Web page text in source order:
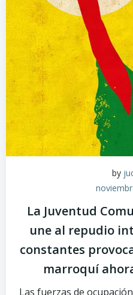
by
La Juventud
une al repudio
constantes
marroquí
Las fuerzas de